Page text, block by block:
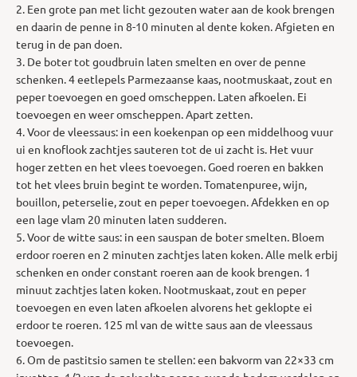
2. Een grote pan met licht gezouten water aan de kook brengen
en daarin de penne in 8-10 minuten al dente koken. Afgieten en
terug in de pan doen.
3. De boter tot goudbruin laten smelten en over de penne
schenken. 4 eetlepels Parmezaanse kaas, nootmuskaat, zout en
peper toevoegen en goed omscheppen. Laten afkoelen. Ei
toevoegen en weer omscheppen. Apart zetten.
4. Voor de vleessaus: in een koekenpan op een middelhoog vuur
ui en knoflook zachtjes sauteren tot de ui zacht is. Het vuur
hoger zetten en het vlees toevoegen. Goed roeren en bakken
tot het vlees bruin begint te worden. Tomatenpuree, wijn,
bouillon, peterselie, zout en peper toevoegen. Afdekken en op
een lage vlam 20 minuten laten sudderen.
5. Voor de witte saus: in een sauspan de boter smelten. Bloem
erdoor roeren en 2 minuten zachtjes laten koken. Alle melk erbij
schenken en onder constant roeren aan de kook brengen. 1
minuut zachtjes laten koken. Nootmuskaat, zout en peper
toevoegen en even laten afkoelen alvorens het geklopte ei
erdoor te roeren. 125 ml van de witte saus aan de vleessaus
toevoegen.
6. Om de pastitsio samen te stellen: een bakvorm van 22×33 cm